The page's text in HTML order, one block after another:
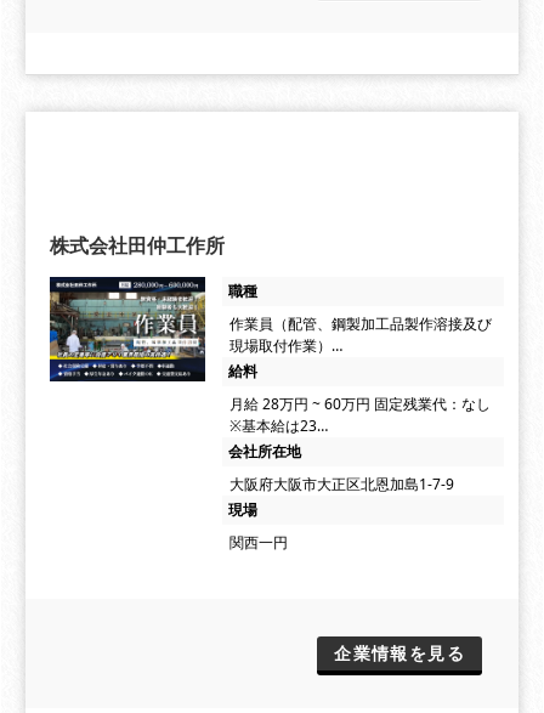
株式会社田仲工作所
職種
作業員（配管、鋼製加工品製作溶接及び
現場取付作業）…
給料
月給 28万円 ~ 60万円 固定残業代：なし
※基本給は23…
会社所在地
大阪府大阪市大正区北恩加島1-7-9
現場
関西一円
企業情報を見る